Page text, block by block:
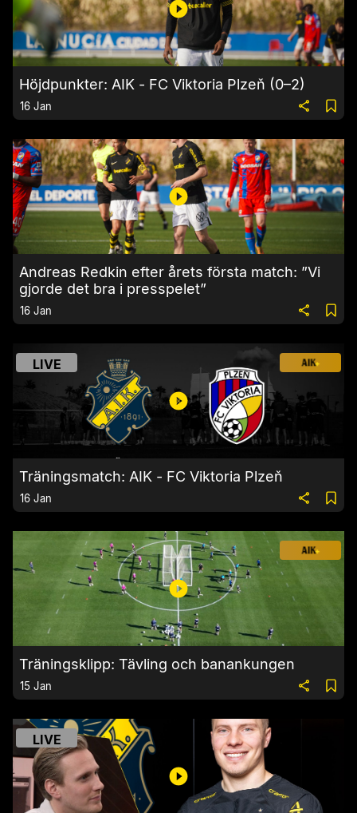
Höjdpunkter: AIK - FC Viktoria Plzeň (0–2)
16 Jan
Andreas Redkin efter årets första match: ”Vi
gjorde det bra i presspelet”
16 Jan
LIVE
Träningsmatch: AIK - FC Viktoria Plzeň
16 Jan
Träningsklipp: Tävling och banankungen
15 Jan
LIVE